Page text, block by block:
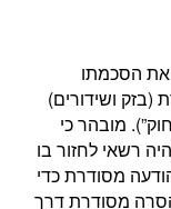
את הסכמתו
ושידורים)
2008 (להלן: “החוק”). מובהר כי
רשאי לחזור בו
מסודרת כדי
מסודרת דרך